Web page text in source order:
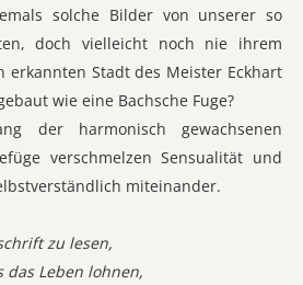
solche Bilder von unserer so
doch vielleicht noch nie ihrem
erkannten Stadt des Meister Eckhart
wie eine Bachsche Fuge?
der harmonisch gewachsenen
verschmelzen Sensualität und
miteinander.
zu lesen,
das Leben lohnen,